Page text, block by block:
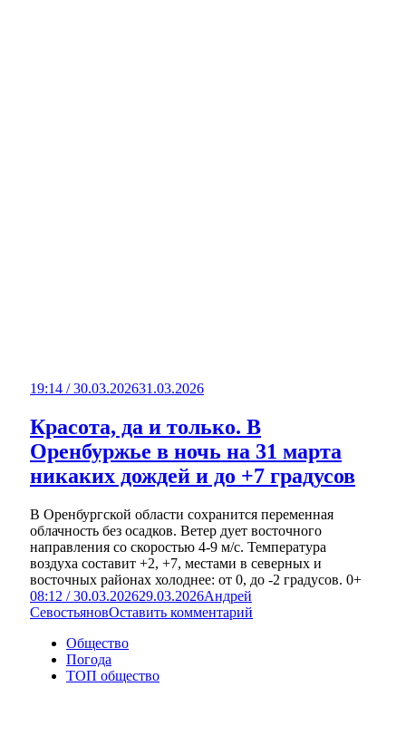
19:14 / 30.03.202631.03.2026
Красота, да и только. В
Оренбуржье в ночь на 31 марта
никаких дождей и до +7 градусов
В Оренбургской области сохранится переменная
облачность без осадков. Ветер дует восточного
направления со скоростью 4-9 м/с. Температура
воздуха составит +2, +7, местами в северных и
восточных районах холоднее: от 0, до -2 градусов. 0+
08:12 / 30.03.202629.03.2026Андрей
СевостьяновОставить комментарий
Общество
Погода
ТОП общество